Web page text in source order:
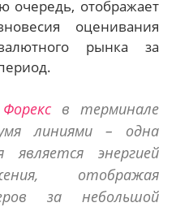
очередь, отображает
оценивания
рынка за
в терминале
линиями – одна
является энергией
отображая
за небольшой